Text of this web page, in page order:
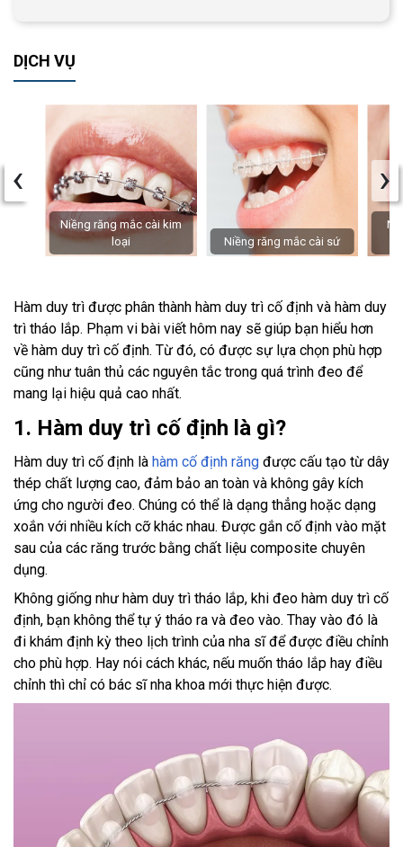
DỊCH VỤ
Niềng răng mắc cài kim
loại
Niềng răng mắc cài sứ
‹ ›
Hàm duy trì được phân thành hàm duy trì cố định và hàm duy
trì tháo lắp. Phạm vi bài viết hôm nay sẽ giúp bạn hiểu hơn
về hàm duy trì cố định. Từ đó, có được sự lựa chọn phù hợp
cũng như tuân thủ các nguyên tắc trong quá trình đeo để
mang lại hiệu quả cao nhất.
1. Hàm duy trì cố định là gì?
Hàm duy trì cố định là hàm cố định răng được cấu tạo từ dây
thép chất lượng cao, đảm bảo an toàn và không gây kích
ứng cho người đeo. Chúng có thể là dạng thẳng hoặc dạng
xoắn với nhiều kích cỡ khác nhau. Được gắn cố định vào mặt
sau của các răng trước bằng chất liệu composite chuyên
dụng.
Không giống như hàm duy trì tháo lắp, khi đeo hàm duy trì cố
định, bạn không thể tự ý tháo ra và đeo vào. Thay vào đó là
đi khám định kỳ theo lịch trình của nha sĩ để được điều chỉnh
cho phù hợp. Hay nói cách khác, nếu muốn tháo lắp hay điều
chỉnh thì chỉ có bác sĩ nha khoa mới thực hiện được.